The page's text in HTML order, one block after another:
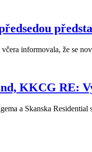
informovala, že se
KKCG RE:
a Skanska Residential